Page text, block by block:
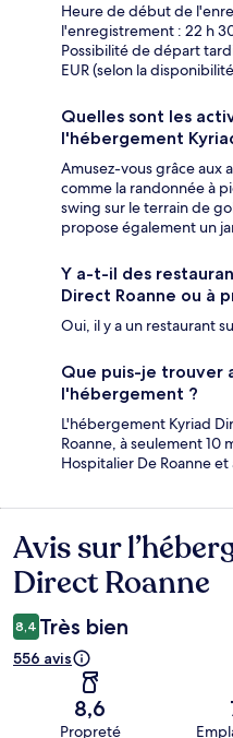
Heure de début de
l'enregistrement : 22 h
Possibilité de départ
EUR (selon la
Quelles sont les
l'hébergement
Amusez-vous grâce aux
comme la randonnée à
swing sur le terrain de
propose également un
Y a-t-il des
Direct Roanne ou à
Oui, il y a un restaurant
Que puis-je trouver
l'hébergement ?
L'hébergement Kyriad
Roanne, à seulement 10
Hospitalier De Roanne
Avis
Avis sur
Direct Roanne
8,4 Très bien
556 avis
8,6
Propreté